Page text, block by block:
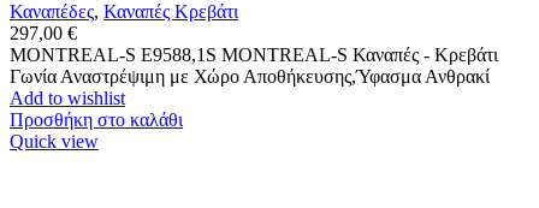
Καναπέδες, Καναπές Κρεβάτι
297,00 €
MONTREAL-S Ε9588,1S MONTREAL-S Καναπές - Κρεβάτι
Γωνία Αναστρέψιμη με Χώρο Αποθήκευσης,Ύφασμα Ανθρακί
Add to wishlist
Προσθήκη στο καλάθι
Quick view